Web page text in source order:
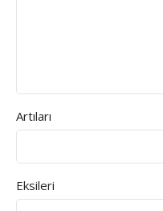
Artıları
Eksileri